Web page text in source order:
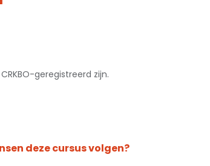
geregistreerd zijn.
deze cursus volgen?